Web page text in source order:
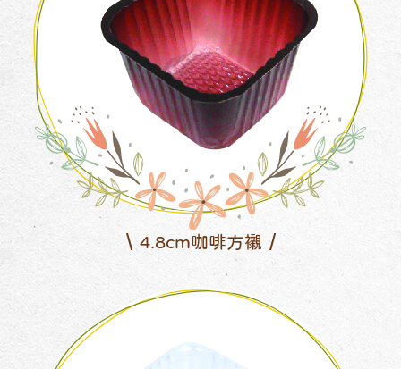
4.8cm咖啡方襯